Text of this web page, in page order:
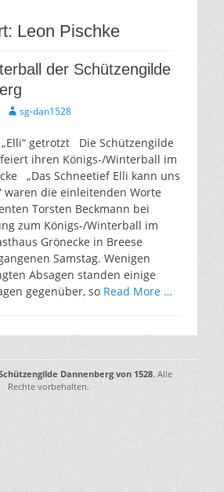
Leon Pischke
der Schützengilde
Autorsg-dan1528
getrotzt Die Schützengilde
ihren Königs-/Winterball im
„Das Schneetief Elli kann uns
waren die einleitenden Worte
Torsten Beckmann bei
zum Königs-/Winterball im
Grönecke in Breese
Samstag. Wenigen
Absagen standen einige
gegenüber, so Read More …
Dannenberg von 1528. Alle
Rechte vorbehalten.